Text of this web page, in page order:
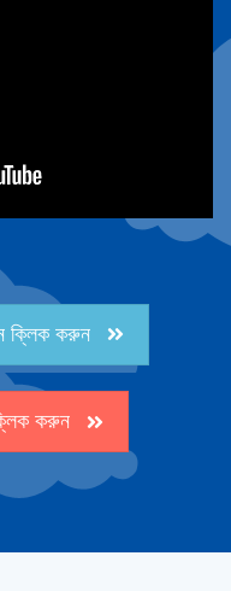
ক্লিক করুন
করুন